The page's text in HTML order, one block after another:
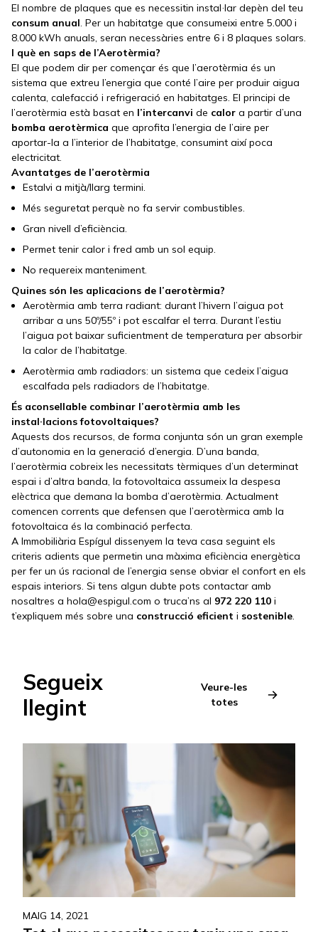
El nombre de plaques que es necessitin instal·lar depèn del teu
consum anual. Per un habitatge que consumeixi entre 5.000 i
8.000 kWh anuals, seran necessàries entre 6 i 8 plaques solars.
I què en saps de l’Aerotèrmia?
El que podem dir per començar és que l’aerotèrmia és un
sistema que extreu l’energia que conté l’aire per produir aigua
calenta, calefacció i refrigeració en habitatges. El principi de
l’aerotèrmia està basat en l’intercanvi de calor a partir d’una
bomba aerotèrmica que aprofita l’energia de l’aire per
aportar-la a l’interior de l’habitatge, consumint així poca
electricitat.
Avantatges de l’aerotèrmia
Estalvi a mitjà/llarg termini.
Més seguretat perquè no fa servir combustibles.
Gran nivell d’eficiència.
Permet tenir calor i fred amb un sol equip.
No requereix manteniment.
Quines són les aplicacions de l’aerotèrmia?
Aerotèrmia amb terra radiant: durant l’hivern l’aigua pot
arribar a uns 50º/55º i pot escalfar el terra. Durant l’estiu
l’aigua pot baixar suficientment de temperatura per absorbir
la calor de l’habitatge.
Aerotèrmia amb radiadors: un sistema que cedeix l’aigua
escalfada pels radiadors de l’habitatge.
És aconsellable combinar l’aerotèrmia amb les
instal·lacions fotovoltaiques?
Aquests dos recursos, de forma conjunta són un gran exemple
d’autonomia en la generació d’energia. D’una banda,
l’aerotèrmia cobreix les necessitats tèrmiques d’un determinat
espai i d’altra banda, la fotovoltaica assumeix la despesa
elèctrica que demana la bomba d’aerotèrmia. Actualment
comencen corrents que defensen que l’aerotèrmica amb la
fotovoltaica és la combinació perfecta.
A Immobiliària Espígul dissenyem la teva casa seguint els
criteris adients que permetin una màxima eficiència energètica
per fer un ús racional de l’energia sense obviar el confort en els
espais interiors. Si tens algun dubte pots contactar amb
nosaltres a hola@espigul.com o truca’ns al 972 220 110 i
t’expliquem més sobre una construcció eficient i sostenible.
Segueix
llegint
Veure-les
totes
MAIG 14, 2021